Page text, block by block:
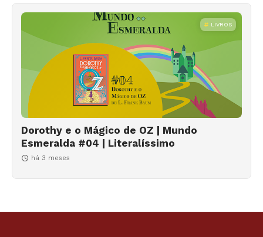
LIVROS
Dorothy e o Mágico de OZ | Mundo
Esmeralda #04 | Literalíssimo
há 3 meses